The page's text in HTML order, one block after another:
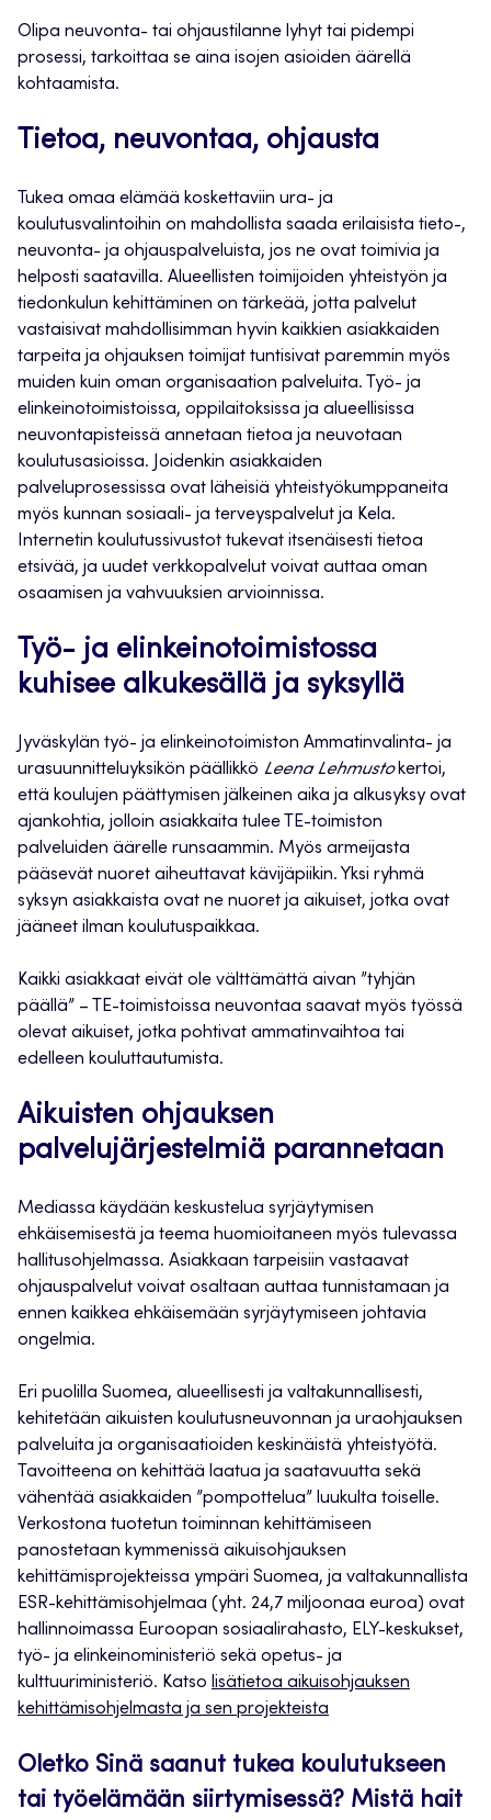
Olipa neuvonta- tai ohjaustilanne lyhyt tai pidempi
prosessi, tarkoittaa se aina isojen asioiden äärellä
kohtaamista.
Tietoa, neuvontaa, ohjausta
Tukea omaa elämää koskettaviin ura- ja
koulutusvalintoihin on mahdollista saada erilaisista tieto-,
neuvonta- ja ohjauspalveluista, jos ne ovat toimivia ja
helposti saatavilla. Alueellisten toimijoiden yhteistyön ja
tiedonkulun kehittäminen on tärkeää, jotta palvelut
vastaisivat mahdollisimman hyvin kaikkien asiakkaiden
tarpeita ja ohjauksen toimijat tuntisivat paremmin myös
muiden kuin oman organisaation palveluita. Työ- ja
elinkeinotoimistoissa, oppilaitoksissa ja alueellisissa
neuvontapisteissä annetaan tietoa ja neuvotaan
koulutusasioissa. Joidenkin asiakkaiden
palveluprosessissa ovat läheisiä yhteistyökumppaneita
myös kunnan sosiaali- ja terveyspalvelut ja Kela.
Internetin koulutussivustot tukevat itsenäisesti tietoa
etsivää, ja uudet verkkopalvelut voivat auttaa oman
osaamisen ja vahvuuksien arvioinnissa.
Työ- ja elinkeinotoimistossa
kuhisee alkukesällä ja syksyllä
Jyväskylän työ- ja elinkeinotoimiston Ammatinvalinta- ja
urasuunnitteluyksikön päällikkö Leena Lehmustokertoi,
että koulujen päättymisen jälkeinen aika ja alkusyksy ovat
ajankohtia, jolloin asiakkaita tulee TE-toimiston
palveluiden äärelle runsaammin. Myös armeijasta
pääsevät nuoret aiheuttavat kävijäpiikin. Yksi ryhmä
syksyn asiakkaista ovat ne nuoret ja aikuiset, jotka ovat
jääneet ilman koulutuspaikkaa.
Kaikki asiakkaat eivät ole välttämättä aivan ”tyhjän
päällä” – TE-toimistoissa neuvontaa saavat myös työssä
olevat aikuiset, jotka pohtivat ammatinvaihtoa tai
edelleen kouluttautumista.
Aikuisten ohjauksen
palvelujärjestelmiä parannetaan
Mediassa käydään keskustelua syrjäytymisen
ehkäisemisestä ja teema huomioitaneen myös tulevassa
hallitusohjelmassa. Asiakkaan tarpeisiin vastaavat
ohjauspalvelut voivat osaltaan auttaa tunnistamaan ja
ennen kaikkea ehkäisemään syrjäytymiseen johtavia
ongelmia.
Eri puolilla Suomea, alueellisesti ja valtakunnallisesti,
kehitetään aikuisten koulutusneuvonnan ja uraohjauksen
palveluita ja organisaatioiden keskinäistä yhteistyötä.
Tavoitteena on kehittää laatua ja saatavuutta sekä
vähentää asiakkaiden ”pompottelua” luukulta toiselle.
Verkostona tuotetun toiminnan kehittämiseen
panostetaan kymmenissä aikuisohjauksen
kehittämisprojekteissa ympäri Suomea, ja valtakunnallista
ESR-kehittämisohjelmaa (yht. 24,7 miljoonaa euroa) ovat
hallinnoimassa Euroopan sosiaalirahasto, ELY-keskukset,
työ- ja elinkeinoministeriö sekä opetus- ja
kulttuuriministeriö. Katso lisätietoa aikuisohjauksen
kehittämisohjelmasta ja sen projekteista
Oletko Sinä saanut tukea koulutukseen
tai työelämään siirtymisessä? Mistä hait